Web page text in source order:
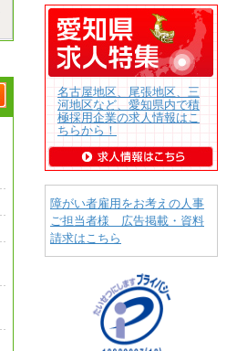
名古屋地区、尾張地区、三
河地区など、愛知県内で積
極採用企業の求人情報はこ
ちらから！
障がい者雇用をお考えの人事
ご担当者様 広告掲載・資料
請求はこちら